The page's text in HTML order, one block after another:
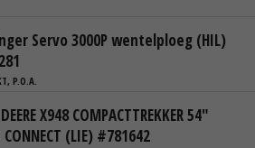
Servo 3000P wentelploeg (HIL)
P.O.A.
X948 COMPACTTREKKER 54"
CONNECT (LIE) #781642